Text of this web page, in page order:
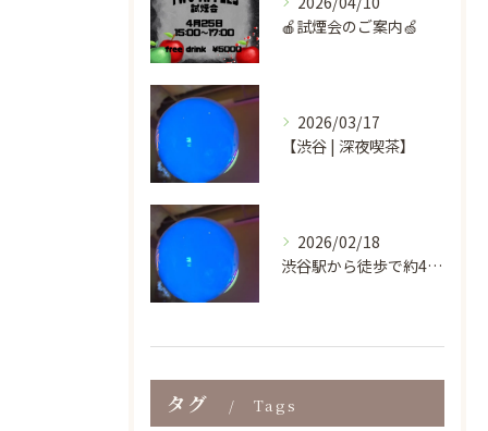
🍎試煙会のご案内🍏
2026/03/17
【渋谷 | 深夜喫茶】
2026/02/18
渋谷駅から徒歩で約4分という好立地にあり、ビル地下1階の気軽...
タグ Tags